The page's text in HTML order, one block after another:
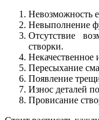
Невозможность
Невыполнение
Отсутствие
створки.
Некачественное
Пересыхание
Появление
Износ деталей
Провисание